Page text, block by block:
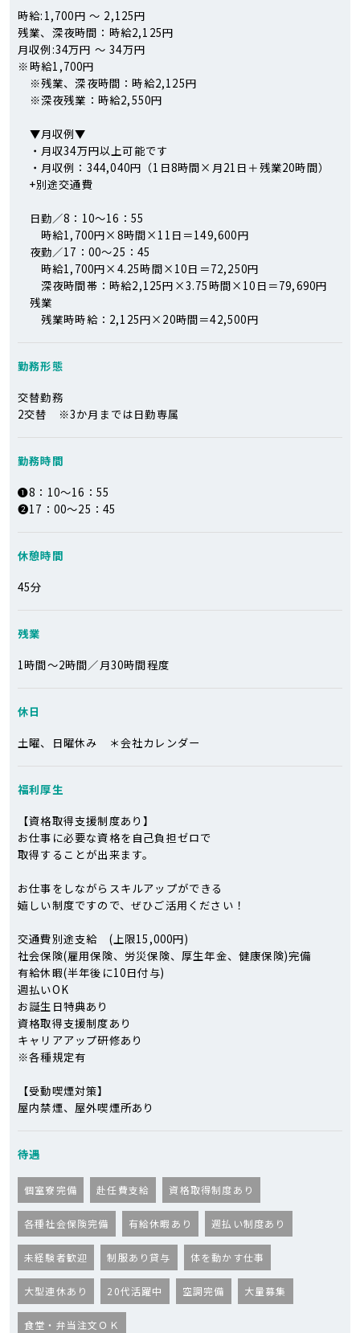
時給:1,700円 ～ 2,125円
残業、深夜時間：時給2,125円
月収例:34万円 ～ 34万円
※時給1,700円
※残業、深夜時間：時給2,125円
※深夜残業：時給2,550円
▼月収例▼
・月収34万円以上可能です
・月収例：344,040円（1日8時間×月21日＋残業20時間）
+別途交通費
日勤／8：10～16：55
時給1,700円×8時間×11日＝149,600円
夜勤／17：00～25：45
時給1,700円×4.25時間×10日＝72,250円
深夜時間帯：時給2,125円×3.75時間×10日＝79,690円
残業
残業時時給：2,125円×20時間＝42,500円
勤務形態
交替勤務
2交替 ※3か月までは日勤専属
勤務時間
❶8：10～16：55
❷17：00～25：45
休憩時間
45分
残業
1時間～2時間／月30時間程度
休日
土曜、日曜休み ＊会社カレンダー
福利厚生
【資格取得支援制度あり】
お仕事に必要な資格を自己負担ゼロで
取得することが出来ます。
お仕事をしながらスキルアップができる
嬉しい制度ですので、ぜひご活用ください！
交通費別途支給 (上限15,000円)
社会保険(雇用保険、労災保険、厚生年金、健康保険)完備
有給休暇(半年後に10日付与)
週払いOK
お誕生日特典あり
資格取得支援制度あり
キャリアアップ研修あり
※各種規定有
【受動喫煙対策】
屋内禁煙、屋外喫煙所あり
待遇
個室寮完備 赴任費支給 資格取得制度あり
各種社会保険完備 有給休暇あり 週払い制度あり
未経験者歓迎 制服あり貸与 体を動かす仕事
大型連休あり 20代活躍中 空調完備 大量募集
食堂・弁当注文ＯＫ